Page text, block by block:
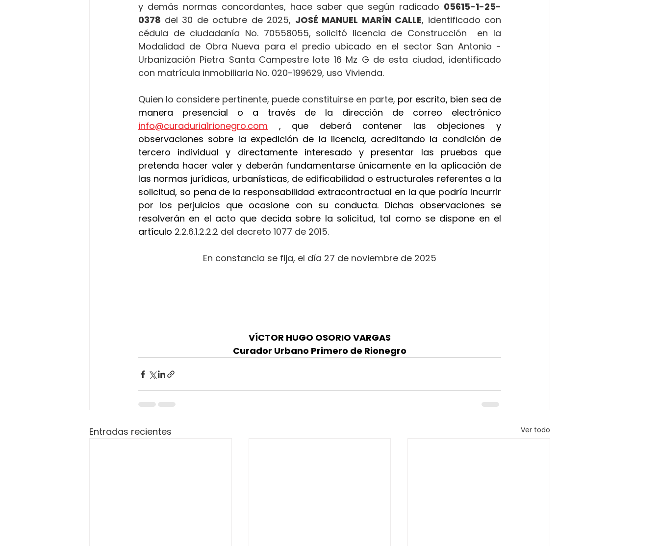
y demás normas concordantes, hace saber que según radicado 05615-1-25-
0378 del 30 de octubre de 2025, JOSÉ MANUEL MARÍN CALLE, identificado con
cédula de ciudadanía No. 70558055, solicitó licencia de Construcción  en la
Modalidad de Obra Nueva para el predio ubicado en el sector San Antonio -
Urbanización Pietra Santa Campestre lote 16 Mz G de esta ciudad, identificado
con matrícula inmobiliaria No. 020-199629, uso Vivienda.
Quien lo considere pertinente, puede constituirse en parte, por escrito, bien sea de
info@curaduria1rionegro.com , que deberá contener las objeciones y
observaciones sobre la expedición de la licencia, acreditando la condición de
tercero individual y directamente interesado y presentar las pruebas que
pretenda hacer valer y deberán fundamentarse únicamente en la aplicación de
las normas jurídicas, urbanísticas, de edificabilidad o estructurales referentes a la
solicitud, so pena de la responsabilidad extracontractual en la que podría incurrir
por los perjuicios que ocasione con su conducta. Dichas observaciones se
resolverán en el acto que decida sobre la solicitud, tal como se dispone en el
artículo 2.2.6.1.2.2.2 del decreto 1077 de 2015.
En constancia se fija, el día 27 de noviembre de 2025
VÍCTOR HUGO OSORIO VARGAS
Curador Urbano Primero de Rionegro
Entradas recientes Ver todo